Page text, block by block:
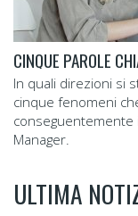
In quali direzioni si
cinque fenomeni
conseguentemente
Manager.
ULTIMA